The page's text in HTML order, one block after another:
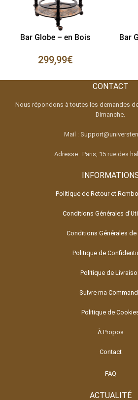
Bar Globe – en Bois
299,99€
Bar
CONTACT
Nous répondons à toutes les demandes
Dimanche.
Mail :
Adresse : Paris, 15 rue des
Politique de Retour et
Conditions Générales
Conditions Générales de
Politique de
Politique de
Suivre ma
Politique de
À Propos
Contact
FAQ
ACTUALITÉ